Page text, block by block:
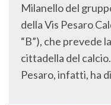
Milanello del
della Vis Pesaro
“B”), che prevede
cittadella del
Pesaro, infatti, ha